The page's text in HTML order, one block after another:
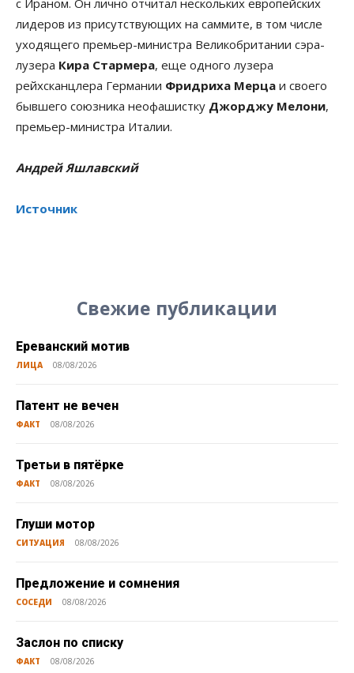
лидеров из присутствующих на саммите, в том числе
уходящего премьер-министра Великобритании сэра-
лузера Кира Стармера, еще одного лузера
рейхсканцлера Германии Фридриха Мерца и своего
бывшего союзника неофашистку Джорджу Мелони,
премьер-министра Италии.
Андрей Яшлавский
Источник
Свежие публикации
Ереванский мотив
ЛИЦА 08/08/2026
Патент не вечен
ФАКТ 08/08/2026
Третьи в пятёрке
ФАКТ 08/08/2026
Глуши мотор
СИТУАЦИЯ 08/08/2026
Предложение и сомнения
СОСЕДИ 08/08/2026
Заслон по списку
ФАКТ 08/08/2026